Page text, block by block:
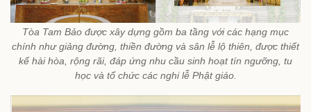
Tòa Tam Bảo được xây dựng gồm ba tầng với các hạng mục
chính như giảng đường, thiền đường và sân lễ lộ thiên, được thiết
kế hài hòa, rộng rãi, đáp ứng nhu cầu sinh hoạt tín ngưỡng, tu
học và tổ chức các nghi lễ Phật giáo.